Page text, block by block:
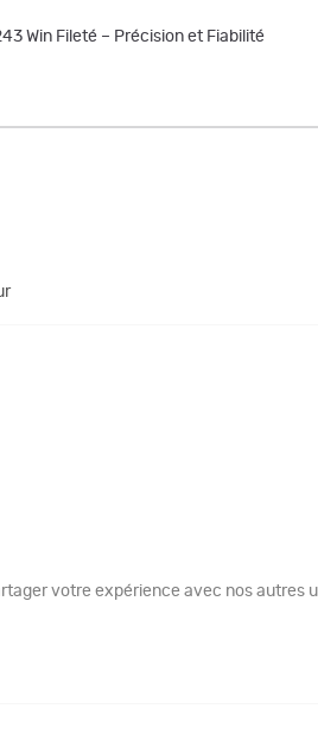
Win Fileté – Précision et Fiabilité
votre expérience avec nos autres